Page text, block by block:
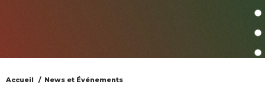
Vous
Accueil News et Événements